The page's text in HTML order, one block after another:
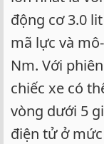
động cơ 3.0
mã lực và
Nm. Với
chiếc xe có
vòng dưới 5
điện tử ở